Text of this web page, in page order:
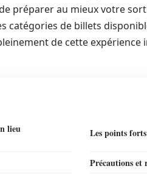
préparer au mieux votre
catégories de billets
de cette expérience
lieu
Les points
Précautions et